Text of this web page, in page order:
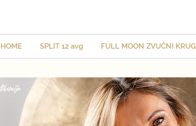
HOME SPLIT 12 avg FULL MOON ZVUČNI KRUG